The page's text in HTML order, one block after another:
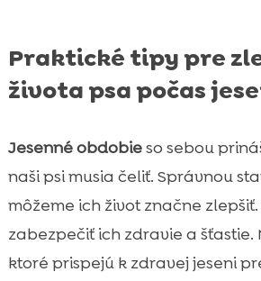
Praktické tipy pre
života psa počas
Jesenné obdobieso sebou
naši psi musia čeliť. Správnou
môžeme ich život značne
zabezpečiť ich zdravie a šťastie.
ktoré prispejú k zdravej jeseni